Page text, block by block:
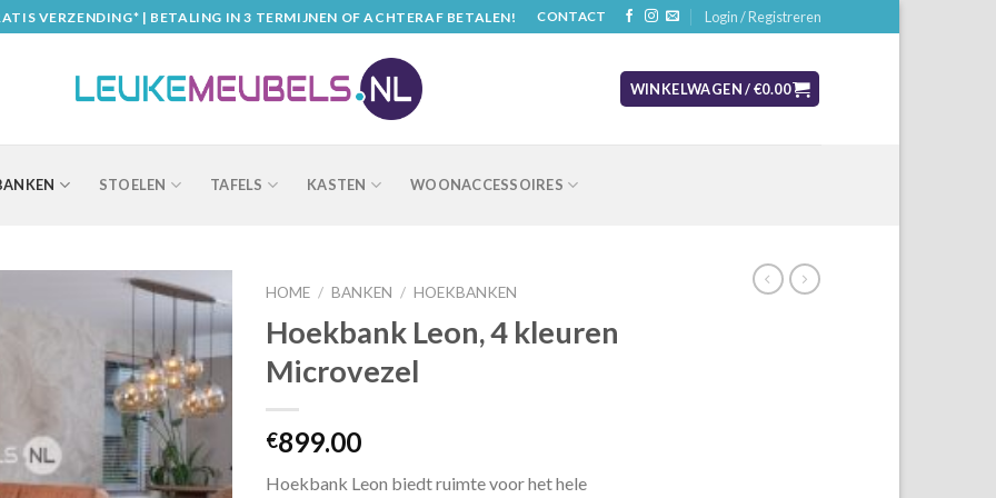
VERZENDING* | BETALING IN 3 TERMIJNEN OF ACHTERAF BETALEN! CONTACT Login / Registreren
WINKELWAGEN /€0.00
STOELEN TAFELS KASTEN WOONACCESSOIRES
HOME / BANKEN / HOEKBANKEN
Hoekbank Leon, 4 kleuren
Microvezel
€899.00
Hoekbank Leon biedt ruimte voor het hele